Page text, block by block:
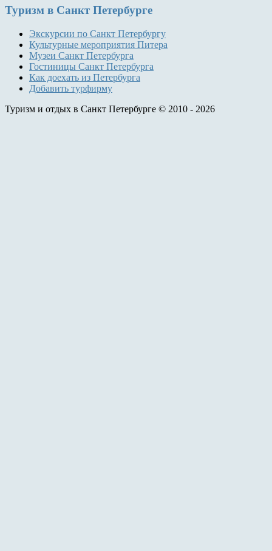
Туризм в Санкт Петербурге
Экскурсии по Санкт Петербургу
Культурные мероприятия Питера
Музеи Санкт Петербурга
Гостиницы Санкт Петербурга
Как доехать из Петербурга
Добавить турфирму
Туризм и отдых в Санкт Петербурге © 2010 - 2026